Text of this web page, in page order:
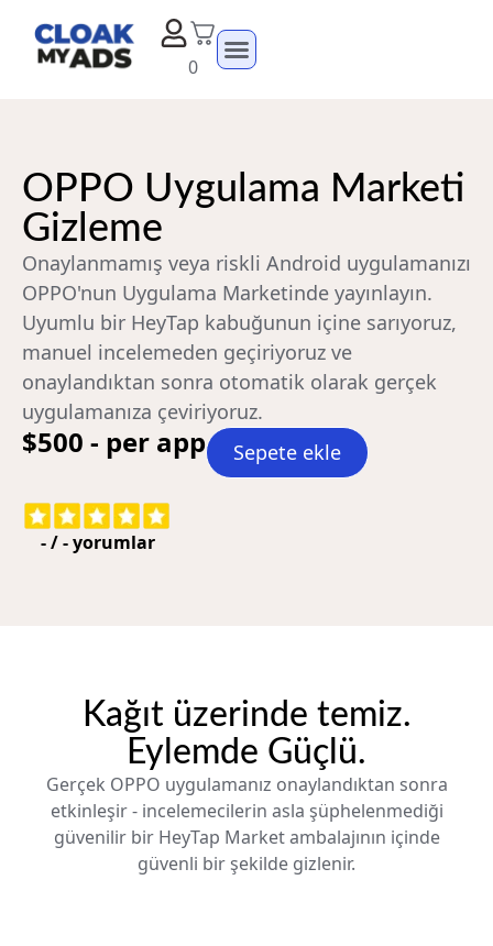
0
OPPO Uygulama Marketi
Gizleme
Onaylanmamış veya riskli Android uygulamanızı
OPPO'nun Uygulama Marketinde yayınlayın.
Uyumlu bir HeyTap kabuğunun içine sarıyoruz,
manuel incelemeden geçiriyoruz ve
onaylandıktan sonra otomatik olarak gerçek
uygulamanıza çeviriyoruz.
$500 - per app Sepete ekle
-/-yorumlar
Kağıt üzerinde temiz.
Eylemde Güçlü.
Gerçek OPPO uygulamanız onaylandıktan sonra
etkinleşir - incelemecilerin asla şüphelenmediği
güvenilir bir HeyTap Market ambalajının içinde
güvenli bir şekilde gizlenir.